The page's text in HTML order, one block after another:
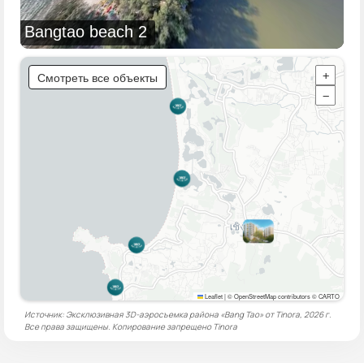
Bangtao beach 2
Смотреть все объекты
+
−
Leaflet|© OpenStreetMap contributors © CARTO
Источник: Эксклюзивная 3D-аэросъемка района «Bang Tao» от Tinora, 2026 г.
Все права защищены. Копирование запрещено Tinora